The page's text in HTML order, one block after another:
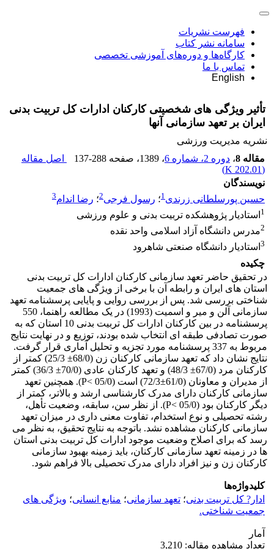
فهرست نشریات
سامانه نشر کتاب
کارگاه‌ها و دوره‌های آموزشی تخصصی
تماس با ما
English
تأثیر ویژگی های شخصیتی کارکنان ادارات کل تربیت بدنی
ایران بر تعهد سازمانی آنها
نشریه مدیریت ورزشی
مقاله 8
، دوره 2، شماره 6 ، 1389 ، صفحه 137-288
اصل مقاله
(
202.01 K
)
نویسندگان
حسین پورسلطانی زرندی1؛ رسول فرجی2؛ رضا اندام3
1 استادیار پژوهشکده تربیت بدنی و علوم ورزشی
2مدرس دانشگاه آزاد اسلامی واحد نقده
3 استادیار دانشگاه صنعتی شاهرود
چکیده
در تحقیق حاضر تعهد سازمانی کارکنان ادارات کل تربیت بدنی
استان های ایران و رابطه آن با برخی از ویژگی های جمعیت
شناختی بررسی شد. پس از بررسی روایی و پایایی پرسشنامه تعهد
سازمانی آلن و میر و اسمیت (1993) در یک مطالعه راهنما، 550
پرسشنامه در بین کارکنان ادارات کل تربیت بدنی 10 استان که به
صورت تصادفی طبقه ای انتخاب شده بودند، توزیع و در نهایت نتایج
مربوط به 337 پرسشنامه مورد تجزیه و تحلیل آماری قرار گرفت.
نتایج نشان داد که تعهد سازمانی کارکنان زن (68/0± 25/3) کمتر از
کارکنان مرد (67/0± 48/3) و تعهد کارکنان عادی (70/0± 36/3) کمتر
از مدیران و معاونان (61/0±72/3) است (05/0 >P). همچنین تعهد
سازمانی کارکنان دارای مدرک کارشناسی ارشد و بالاتر، کمتر از
دیگر کارکنان بود (05/0 >P). از نظر سن، سابقه، وضعیت تأهل،
رشته تحصیلی و نوع استخدام، تفاوت معنی داری در میزان تعهد
سازمانی کارکنان مشاهده نشد. باتوجه به نتایج تحقیق، به نظر می
رسد که برای اصلاح وضعیت موجود ادارات کل تربیت بدنی استان
ها در زمینه تعهد سازمانی کارکنان، باید زمینه بهبود سازمانی
کارکنان زن و نیز افراد دارای مدرک تحصیلی بالا فراهم شود.
کلیدواژه‌ها
ادار? کل تربیت بدنی؛ تعهد سازمانی؛ منابع انسانی؛ ویژگی های
جمعیت شناختی.
آمار
تعداد مشاهده مقاله: 3,210